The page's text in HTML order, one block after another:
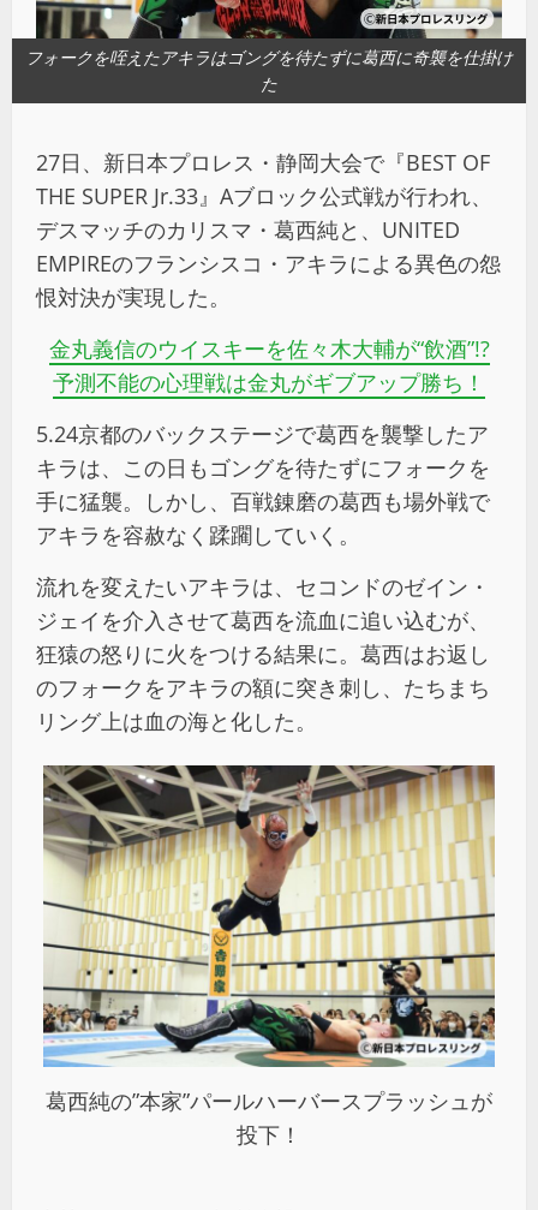
フォークを咥えたアキラはゴングを待たずに葛西に奇襲を仕掛け
た
27日、新日本プロレス・静岡大会で『BEST OF
THE SUPER Jr.33』Aブロック公式戦が行われ、
デスマッチのカリスマ・葛西純と、UNITED
EMPIREのフランシスコ・アキラによる異色の怨
恨対決が実現した。
金丸義信のウイスキーを佐々木大輔が“飲酒”!?
予測不能の心理戦は金丸がギブアップ勝ち！
5.24京都のバックステージで葛西を襲撃したア
キラは、この日もゴングを待たずにフォークを
手に猛襲。しかし、百戦錬磨の葛西も場外戦で
アキラを容赦なく蹂躙していく。
流れを変えたいアキラは、セコンドのゼイン・
ジェイを介入させて葛西を流血に追い込むが、
狂猿の怒りに火をつける結果に。葛西はお返し
のフォークをアキラの額に突き刺し、たちまち
リング上は血の海と化した。
葛西純の”本家”パールハーバースプラッシュが
投下！